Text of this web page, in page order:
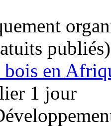
publiés)
bois en
1 jour